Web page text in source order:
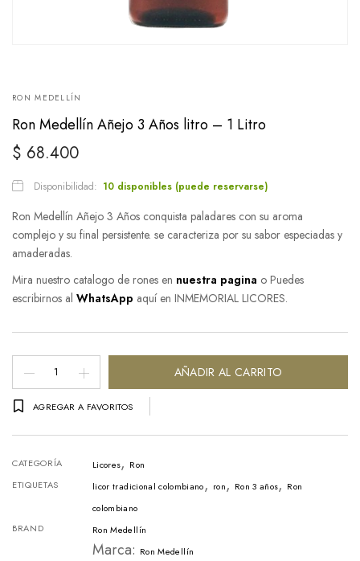
RON MEDELLÍN
Ron Medellín Añejo 3 Años litro – 1 Litro
$ 68.400
Disponibilidad: 10 disponibles (puede reservarse)
Ron Medellín Añejo 3 Años conquista paladares con su aroma
complejo y su final persistente. se caracteriza por su sabor especiadas y
amaderadas.
Mira nuestro catalogo de rones en nuestra pagina o Puedes
escribirnos al WhatsApp aquí en INMEMORIAL LICORES.
Medellín
Añejo
3
Años
litro
1
AÑADIR AL CARRITO
AGREGAR A FAVORITOS
CATEGORÍA Licores, Ron
ETIQUETAS
licor tradicional colombiano, ron, Ron 3 años, Ron
colombiano
BRAND
Ron Medellín
Marca: Ron Medellín